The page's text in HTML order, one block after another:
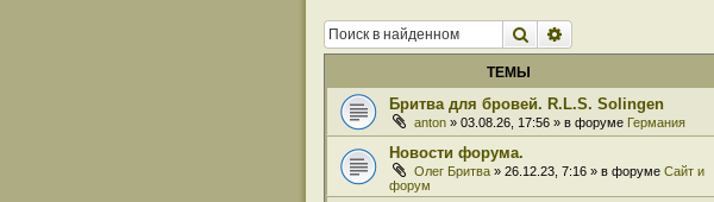
Поиск
ТЕМЫ
Бритва для бровей. R.L.S. Solingen
anton » 03.08.26, 17:56 » в форуме Германия
Новости форума.
Олег Бритва » 26.12.23, 7:16 » в форуме Сайт и
форум